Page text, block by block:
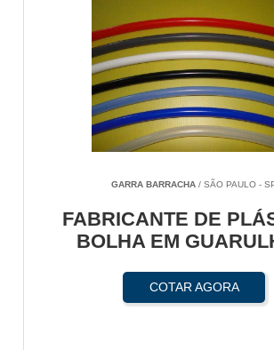
GARRA BARRACHA / SÃO PAULO -
FABRICANTE DE
BOLHA EM
COTAR AGORA